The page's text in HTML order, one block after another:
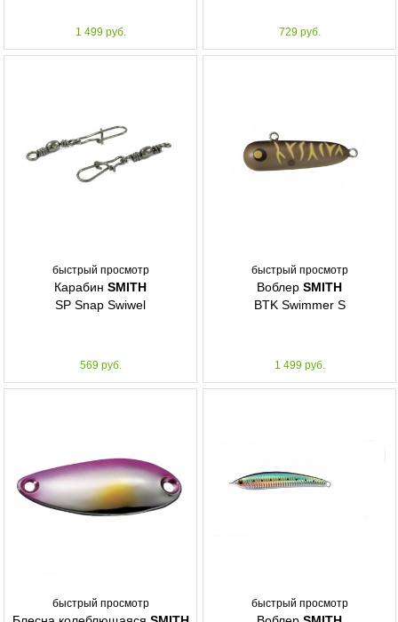
1 499 руб. 729 руб.
быстрый просмотр
Карабин SMITH
SP Snap Swiwel
569 руб.
быстрый просмотр
Воблер SMITH
BTK Swimmer S
1 499 руб.
быстрый просмотр быстрый просмотр